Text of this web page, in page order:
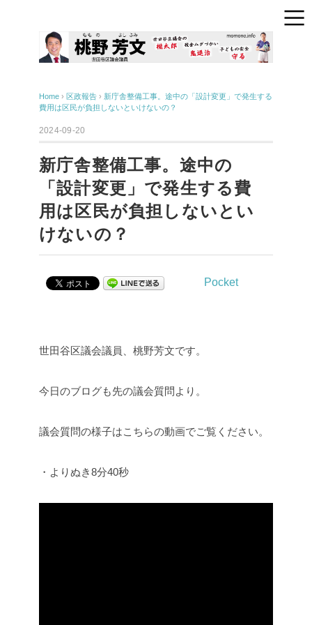
Home › 区政報告 › 新庁舎整備工事。途中の「設計変更」で発生する
費用は区民が負担しないといけないの？
2024-09-20
新庁舎整備工事。途中の
「設計変更」で発生する費
用は区民が負担しないとい
けないの？
Pocket
世田谷区議会議員、桃野芳文です。
今日のブログも先の議会質問より。
議会質問の様子はこちらの動画でご覧ください。
・よりぬき8分40秒